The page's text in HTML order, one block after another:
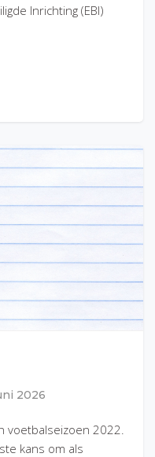
Inrichting (EBI)
2026
voetbalseizoen 2022.
kans om als